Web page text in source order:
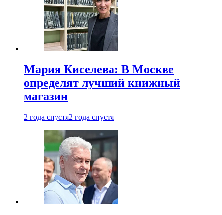
Мария Киселева: В Москве
определят лучший книжный
магазин
2 года спустя2 года спустя